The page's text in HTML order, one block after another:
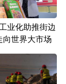
业化助推街边
向世界大市场